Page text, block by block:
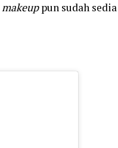
makeuppun sudah sedia